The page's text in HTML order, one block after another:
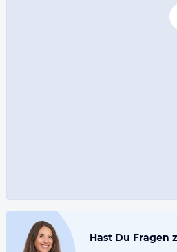
Hast Du Fragen